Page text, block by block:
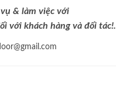
& làm việc với
với khách hàng và đối tác!.